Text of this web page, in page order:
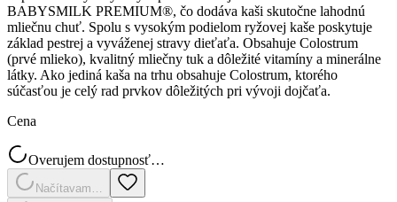
BABYSMILK PREMIUM®, čo dodáva kaši skutočne lahodnú
mliečnu chuť. Spolu s vysokým podielom ryžovej kaše poskytuje
základ pestrej a vyváženej stravy dieťaťa. Obsahuje Colostrum
(prvé mlieko), kvalitný mliečny tuk a dôležité vitamíny a minerálne
látky. Ako jediná kaša na trhu obsahuje Colostrum, ktorého
súčasťou je celý rad prvkov dôležitých pri vývoji dojčaťa.
Cena
Overujem dostupnosť…
Načítavam…